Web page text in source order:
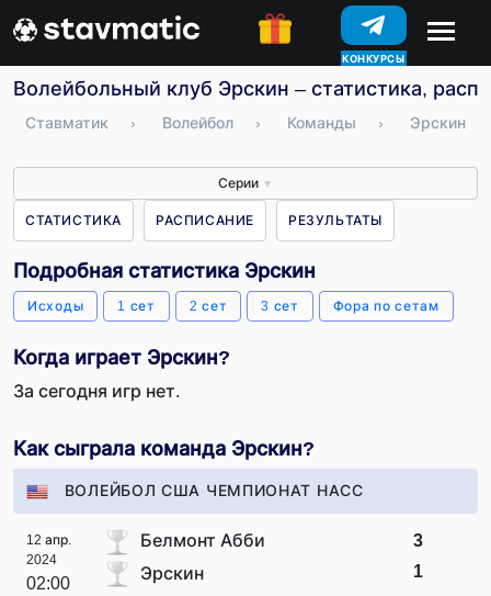
КОНКУРСЫ
Волейбольный клуб Эрскин – статистика,
Ставматик › Волейбол › Команды › Эрскин
Серии ▼
СТАТИСТИКА РАСПИСАНИЕ РЕЗУЛЬТАТЫ
Подробная статистика Эрскин
Исходы 1 сет 2 сет 3 сет Фора по сетам
Когда играет Эрскин?
За сегодня игр нет.
Как сыграла команда Эрскин?
ВОЛЕЙБОЛ США ЧЕМПИОНАТ НАСС
12 апр.
2024
02:00
Белмонт Абби
Эрскин
3
1